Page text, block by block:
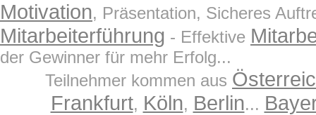
Motivation, Präsentation, Sicheres
Mitarbeiterführung - Effektive
der Gewinner für mehr Erfolg...
Teilnehmer kommen aus
Frankfurt, Köln, Berlin...